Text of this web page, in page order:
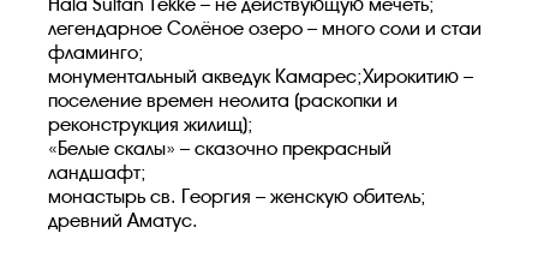
Hala Sultan Tekke – не действующую мечеть;
легендарное Солёное озеро – много соли и стаи
фламинго;
монументальный акведук Камарес;Хирокитию –
поселение времен неолита (раскопки и
реконструкция жилищ);
«Белые скалы» – сказочно прекрасный
ландшафт;
монастырь св. Георгия – женскую обитель;
древний Аматус.